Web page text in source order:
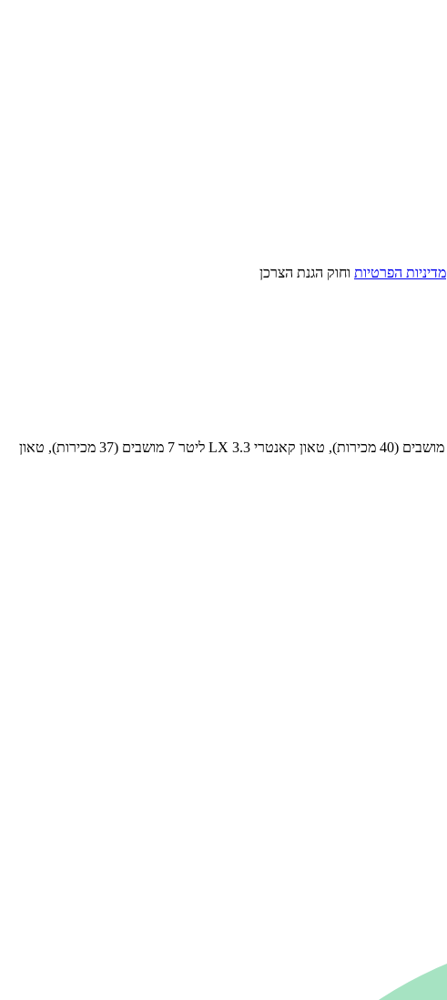
מדיניות הפרטיות וחוק הגנת הצרכן
140 רכבי קרייזלר פסיפיקה נמכרו בשנת 2002. מובילי המכירות הם: טאון קאנטרי LXI 3.3 ליטר 7 מושבים (48 מכירות), ויאג'ר LX 3.3 ליטר 7 מושבים (40 מכירות), טאון קאנטרי LX 3.3 ליטר 7 מושבים (37 מכירות), טאון